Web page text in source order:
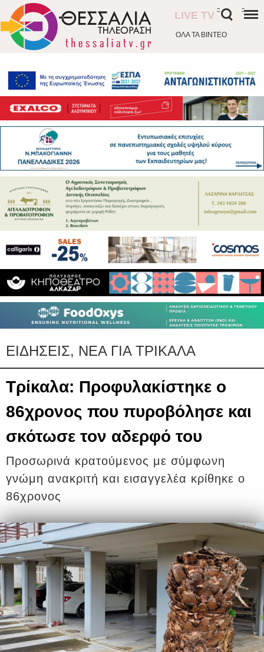
ΟΛΑ ΤΑ ΒΙΝΤΕΟ
LIVE TV
- -
ΕΙΔΗΣΕΙΣ, ΝΕΑ ΓΙΑ ΤΡΙΚΑΛΑ
Τρίκαλα: Προφυλακίστηκε ο
86χρονος που πυροβόλησε και
σκότωσε τον αδερφό του
Προσωρινά κρατούμενος με σύμφωνη
γνώμη ανακριτή και εισαγγελέα κρίθηκε ο
86χρονος